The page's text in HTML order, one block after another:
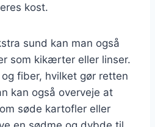
kost.
sund kan man også
som kikærter eller linser.
fiber, hvilket gør retten
kan også overveje at
søde kartofler eller